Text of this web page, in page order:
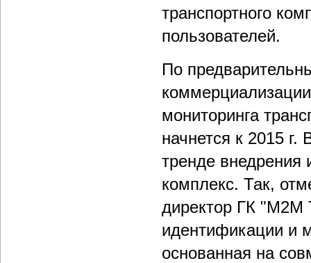
транспортного
пользователей.
По
мониторинга
начнется к 2015
тренде внедрения
комплекс. Так,
директор ГК "M2M
идентификации и
основанная на